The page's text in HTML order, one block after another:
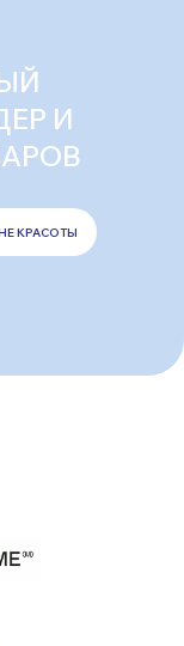
И
КРАСОТЫ